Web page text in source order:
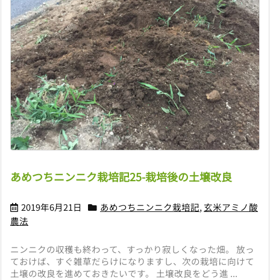
あめつちニンニク栽培記25-栽培後の土壌改良
2019年6月21日 あめつちニンニク栽培記,玄米アミノ酸
農法
ニンニクの収穫も終わって、すっかり寂しくなった畑。 放っ
ておけば、すぐ雑草だらけになりますし、次の栽培に向けて
土壌の改良を進めておきたいです。 土壌改良をどう進 ...